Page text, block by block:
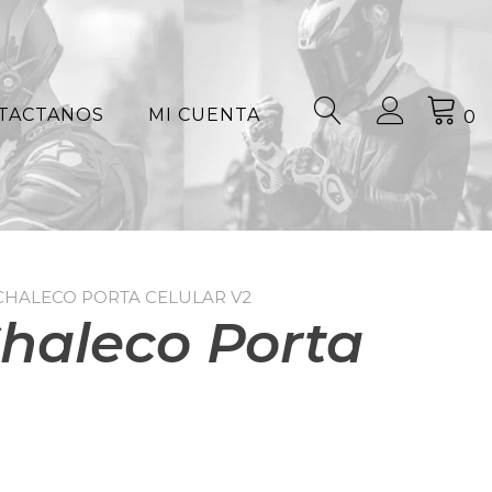
MI CUENTA 0
PORTA CELULAR V2
Porta